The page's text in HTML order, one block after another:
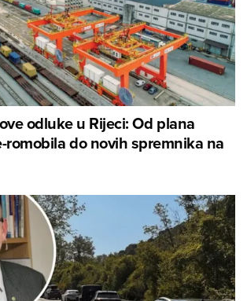
odluke u Rijeci: Od plana
romobila do novih spremnika na